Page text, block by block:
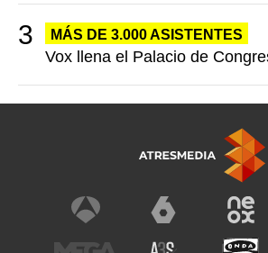
MÁS DE 3.000 ASISTENTES
Vox llena el Palacio de